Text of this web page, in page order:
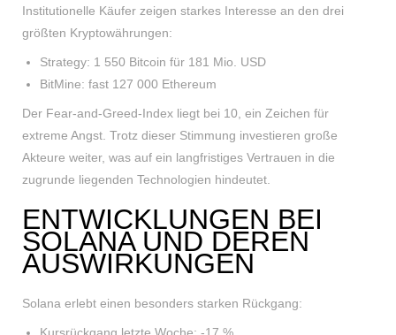
Institutionelle Käufer zeigen starkes Interesse an den drei
größten Kryptowährungen:
Strategy: 1 550 Bitcoin für 181 Mio. USD
BitMine: fast 127 000 Ethereum
Der Fear-and-Greed-Index liegt bei 10, ein Zeichen für
extreme Angst. Trotz dieser Stimmung investieren große
Akteure weiter, was auf ein langfristiges Vertrauen in die
zugrunde liegenden Technologien hindeutet.
ENTWICKLUNGEN BEI
SOLANA UND DEREN
AUSWIRKUNGEN
Solana erlebt einen besonders starken Rückgang: